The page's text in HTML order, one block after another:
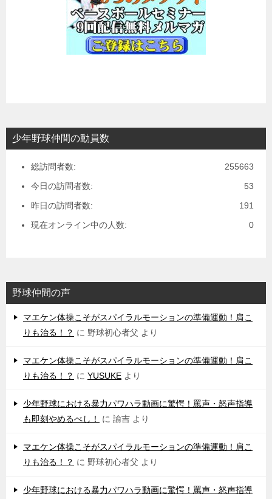
少年野球仲間の動員数
255663
総訪問者数:
53
今日の訪問者数:
191
昨日の訪問者数:
0
現在オンライン中の人数:
野球仲間の声
マエケン体操こそがスパイラルモーションの準備運動！肩こ
りも治る！？ に 野球初心者父 より
マエケン体操こそがスパイラルモーションの準備運動！肩こ
りも治る！？ に YUSUKE より
少年野球における暴力パワハラ動画に驚愕！罵声・怒声指導
も即刻やめるべし！
に 諭吉 より
マエケン体操こそがスパイラルモーションの準備運動！肩こ
りも治る！？ に 野球初心者父 より
少年野球における暴力パワハラ動画に驚愕！罵声・怒声指導